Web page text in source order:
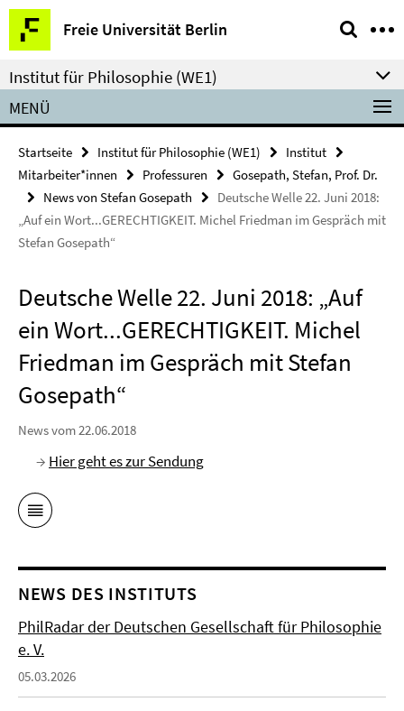
Springe
direkt
zu
Inhalt
Freie Universität Berlin
Service-
Navigation
Institut für Philosophie (WE1)
MENÜ
Startseite Institut für Philosophie (WE1)
Institut
Mitarbeiter*innen
Professuren
Gosepath, Stefan, Prof. Dr.
News von Stefan Gosepath
Deutsche Welle 22. Juni 2018:
„Auf ein Wort...GERECHTIGKEIT. Michel Friedman im Gespräch mit
Stefan Gosepath“
Deutsche Welle 22. Juni 2018: „Auf
ein Wort...GERECHTIGKEIT. Michel
Friedman im Gespräch mit Stefan
Gosepath“
News vom 22.06.2018
→ Hier geht es zur Sendung
NEWS DES INSTITUTS
PhilRadar der Deutschen Gesellschaft für Philosophie
e. V.
05.03.2026